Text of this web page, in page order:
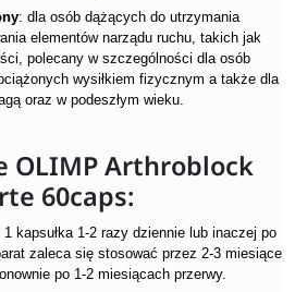
: dla osób dążących do utrzymania
elementów narządu ruchu, takich jak
polecany w szczególności dla osób
wysiłkiem fizycznym a także dla
oraz w podeszłym wieku.
OLIMP Arthroblock
60caps:
1 kapsułka 1-2 razy dziennie lub inaczej po
zaleca się stosować przez 2-3 miesiące
po 1-2 miesiącach przerwy.